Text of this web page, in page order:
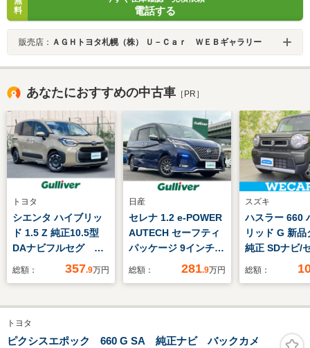
料
電話する
販売店： ＡＧＨトヨタ札幌（株） Ｕ－Ｃａｒ ＷＥＢギャラリー
あなたにおすすめの中古車 ［PR］
トヨタ
シエンタ ハイブリッ
ド 1.5 Z 純正10.5型
DAナビフルセグ 全
周囲モニター トヨタ
ヘッドライト パーキ
ングサポートブレー
キ 前後ドライブレコ
総額： 357.9万円
日産
セレナ 1.2 e-POWER
AUTECH セーフティ
パッケージ 9インチナ
ビ フリップダウンモ
総額： 281.9万円
スズキ
ハスラー 660
リッド G 新品
純正 SDナビ/
ィサポート(
ラ/Bluetooth
防止装置/アイ
総額：
トヨタ
ピクシスエポック 660 G SA 純正ナビ バックカメ